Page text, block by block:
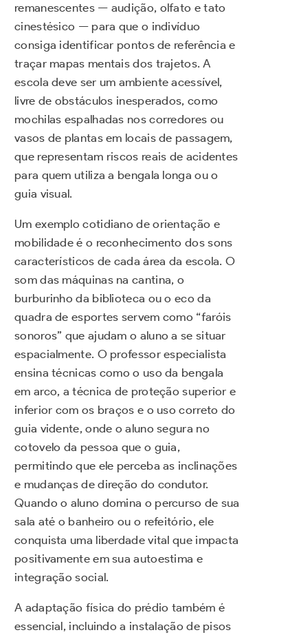
remanescentes — audição, olfato e tato
cinestésico — para que o indivíduo
consiga identificar pontos de referência e
traçar mapas mentais dos trajetos. A
escola deve ser um ambiente acessível,
livre de obstáculos inesperados, como
mochilas espalhadas nos corredores ou
vasos de plantas em locais de passagem,
que representam riscos reais de acidentes
para quem utiliza a bengala longa ou o
guia visual.
Um exemplo cotidiano de orientação e
mobilidade é o reconhecimento dos sons
característicos de cada área da escola. O
som das máquinas na cantina, o
burburinho da biblioteca ou o eco da
quadra de esportes servem como “faróis
sonoros” que ajudam o aluno a se situar
espacialmente. O professor especialista
ensina técnicas como o uso da bengala
em arco, a técnica de proteção superior e
inferior com os braços e o uso correto do
guia vidente, onde o aluno segura no
cotovelo da pessoa que o guia,
permitindo que ele perceba as inclinações
e mudanças de direção do condutor.
Quando o aluno domina o percurso de sua
sala até o banheiro ou o refeitório, ele
conquista uma liberdade vital que impacta
positivamente em sua autoestima e
integração social.
A adaptação física do prédio também é
essencial, incluindo a instalação de pisos